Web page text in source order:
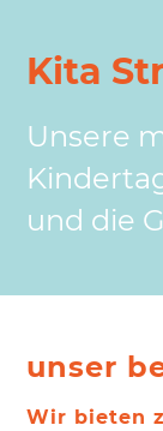
Kita
Unsere
und die
unser
Wir bieten